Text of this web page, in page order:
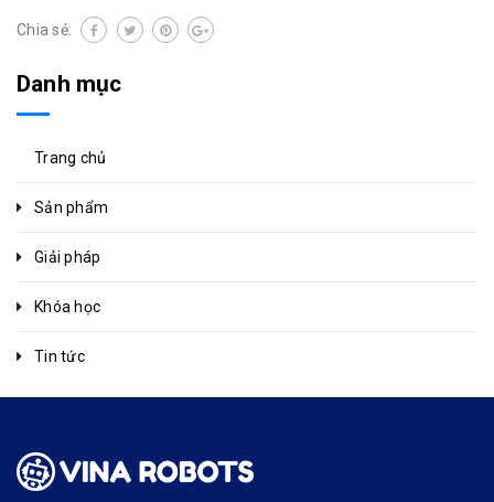
Chia sẻ:
Danh mục
Trang chủ
Sản phẩm
Giải pháp
Khóa học
Tin tức